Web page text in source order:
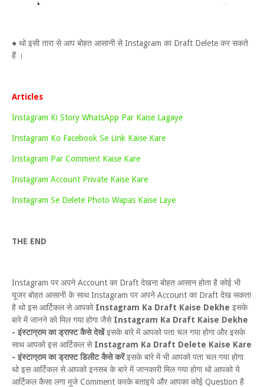
● थो इसी तारा से आप बोहत आसानी से Instagram का Draft Delete कर सकते
हैं ।
Articles
Instagram Ki Story WhatsApp Par Kaise Lagaye
Instagram Ko Facebook Se Link Kaise Kare
Instagram Par Comment Kaise Kare
Instagram Account Private Kaise Kare
Instagram Se Delete Photo Wapas Kaise Laye
THE END
Instagram पर अपने Account का Draft देखना बोहत आसान होता है कोई भी
यूजर बोहत आसानी के साथ Instagram पर अपने Account का Draft देख सकता
है थो इस आर्टिकल से आपको Instagram Ka Draft Kaise Dekhe इसके
बारे में जानने को मिल गया होगा जैसे Instagram Ka Draft Kaise Dekhe
- इंस्टाग्राम का ड्राफ्ट कैसे देखेंइसके बारे में आपको पता चल गया होगा और इसके
साथ आपको इस आर्टिकल से Instagram Ka Draft Delete Kaise Kare
- इंस्टाग्राम का ड्राफ्ट डिलीट कैसे करेंइसके बारे में भी आपको पता चल गया होगा
थो इस आर्टिकल से आपको इनसब के बारे में जानकारी मिल गया होगा थो आपको ये
आर्टिकल कैसा लगा मुजे Comment करके बताइये और आपका कोई Question है